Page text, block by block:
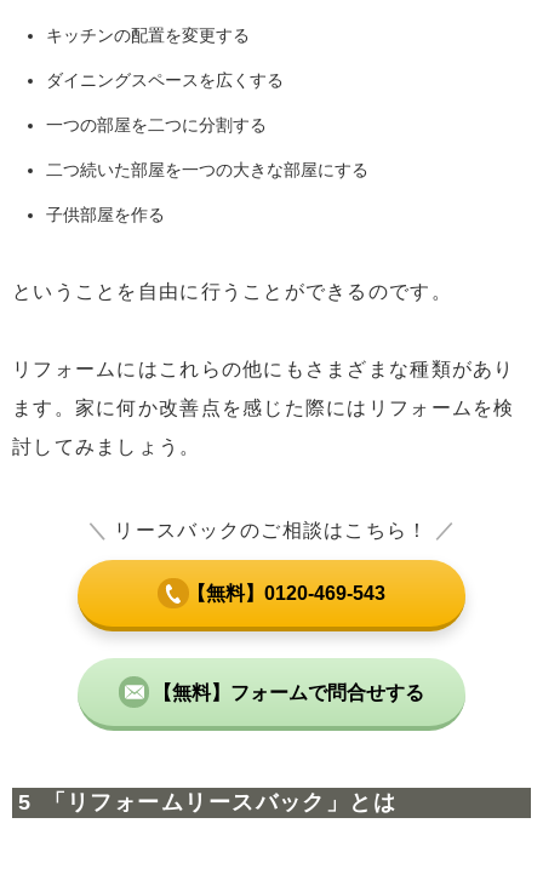
キッチンの配置を変更する
ダイニングスペースを広くする
一つの部屋を二つに分割する
二つ続いた部屋を一つの大きな部屋にする
子供部屋を作る
ということを自由に行うことができるのです。
リフォームにはこれらの他にもさまざまな種類があり
ます。家に何か改善点を感じた際にはリフォームを検
討してみましょう。
＼ リースバックのご相談はこちら！ ／
【無料】0120-469-543
【無料】フォームで問合せする
「リフォームリースバック」とは